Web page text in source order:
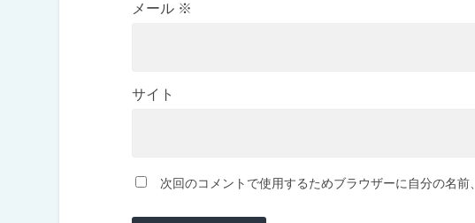
メール ※
サイト
次回のコメントで使用するためブラウザーに自分の名前